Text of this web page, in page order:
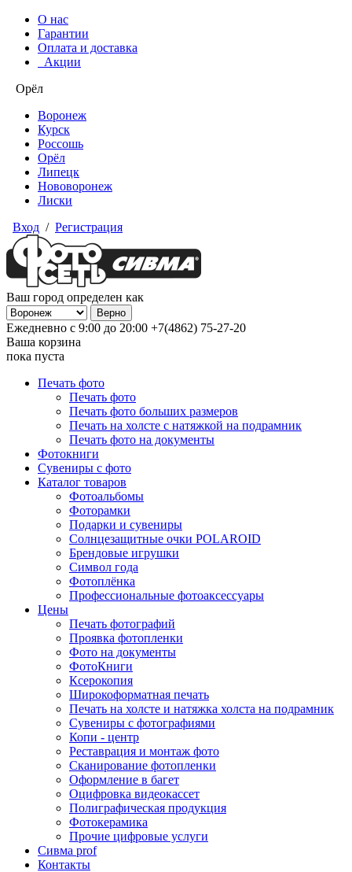
О нас
Гарантии
Оплата и доставка
Акции
Орёл
Воронеж
Курск
Россошь
Орёл
Липецк
Нововоронеж
Лиски
Вход / Регистрация
Ваш город определен как
Ежедневно с 9:00 до 20:00 +7(4862) 75-27-20
Ваша корзина
пока пуста
Печать фото
Печать фото
Печать фото больших размеров
Печать на холсте с натяжкой на подрамник
Печать фото на документы
Фотокниги
Сувениры с фото
Каталог товаров
Фотоальбомы
Фоторамки
Подарки и сувениры
Солнцезащитные очки POLAROID
Брендовые игрушки
Символ года
Фотоплёнка
Профессиональные фотоаксессуары
Цены
Печать фотографий
Проявка фотопленки
Фото на документы
ФотоКниги
Ксерокопия
Широкоформатная печать
Печать на холсте и натяжка холста на подрамник
Сувениры с фотографиями
Копи - центр
Реставрация и монтаж фото
Сканирование фотопленки
Оформление в багет
Оцифровка видеокассет
Полиграфическая продукция
Фотокерамика
Прочие цифровые услуги
Сивма prof
Контакты